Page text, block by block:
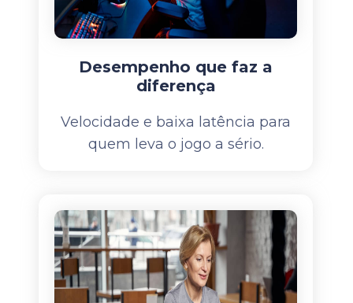
Desempenho que faz a
diferença
Velocidade e baixa latência para
quem leva o jogo a sério.